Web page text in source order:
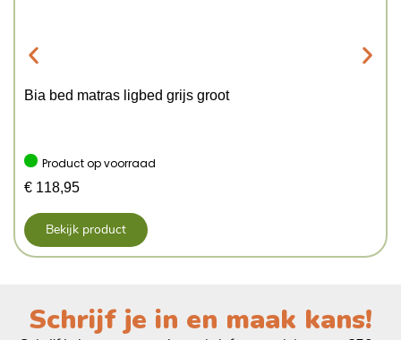
Bia bed matras ligbed grijs groot
Product op voorraad
€ 118,95
Bekijk product
Schrijf je in en maak kans!